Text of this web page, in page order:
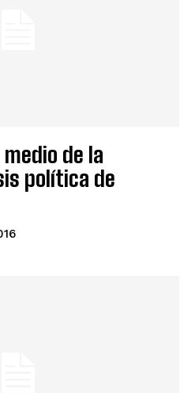
de la
política de